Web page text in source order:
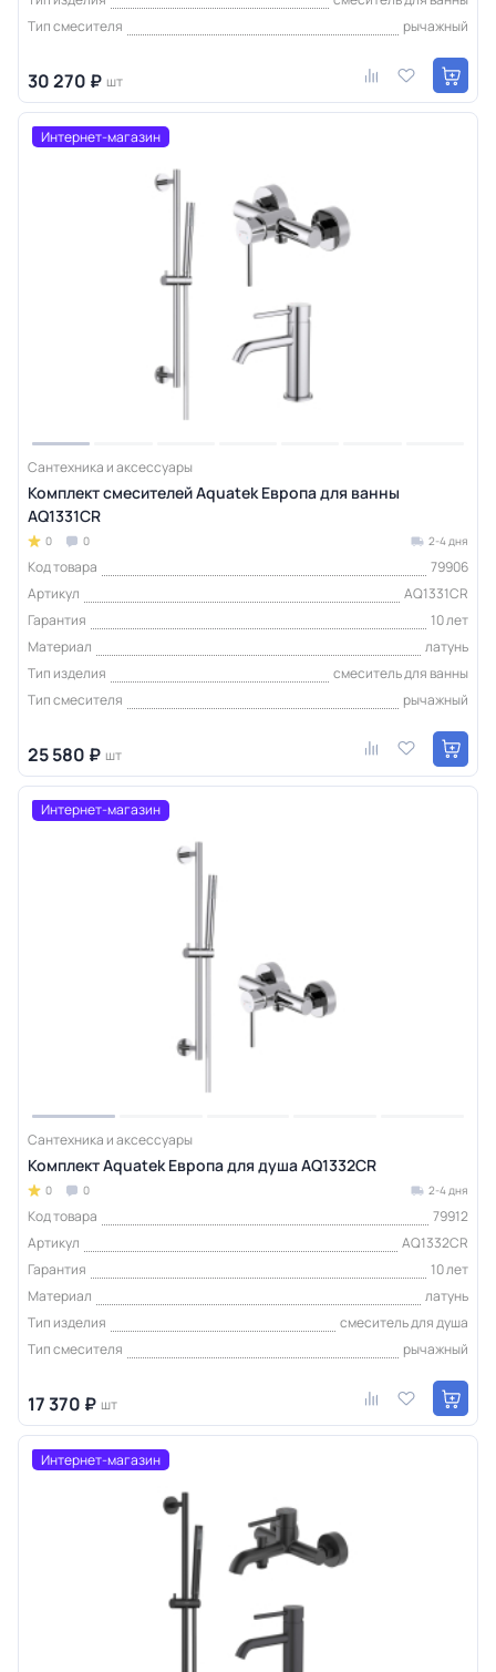
Тип смесителя
рычажный
30 270 ₽ шт
Интернет-магазин
Сантехника и аксессуары
Комплект смесителей Aquatek Европа для ванны
AQ1331CR
0 0 2-4 дня
Код товара
79906
Артикул
AQ1331CR
Гарантия
10 лет
Материал
латунь
Тип изделия
смеситель для ванны
Тип смесителя
рычажный
25 580 ₽ шт
Интернет-магазин
Сантехника и аксессуары
Комплект Aquatek Европа для душа AQ1332CR
0 0 2-4 дня
Код товара
79912
Артикул
AQ1332CR
Гарантия
10 лет
Материал
латунь
Тип изделия
смеситель для душа
Тип смесителя
рычажный
17 370 ₽ шт
Интернет-магазин